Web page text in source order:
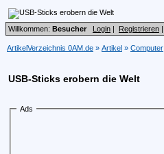
Willkommen: Besucher Login | Registrieren |
ArtikelVerzeichnis 0AM.de » Artikel » Computer
USB-Sticks erobern die Welt
Ads